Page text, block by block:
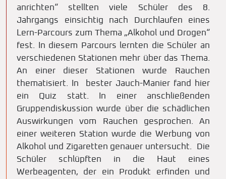
anrichten“ stellten viele Schüler des 8.
Jahrgangs einsichtig nach Durchlaufen eines
Lern-Parcours zum Thema „Alkohol und Drogen“
fest. In diesem Parcours lernten die Schüler an
verschiedenen Stationen mehr über das Thema.
An einer dieser Stationen wurde Rauchen
thematisiert. In bester Jauch-Manier fand hier
ein Quiz statt. In einer anschließenden
Gruppendiskussion wurde über die schädlichen
Auswirkungen vom Rauchen gesprochen. An
einer weiteren Station wurde die Werbung von
Alkohol und Zigaretten genauer untersucht. Die
Schüler schlüpften in die Haut eines
Werbeagenten, der ein Produkt erfinden und